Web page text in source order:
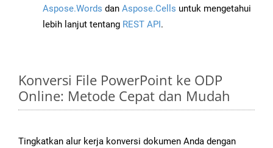
Aspose.Words dan Aspose.Cells untuk mengetahui
lebih lanjut tentang REST API.
Konversi File PowerPoint ke ODP
Online: Metode Cepat dan Mudah
Tingkatkan alur kerja konversi dokumen Anda dengan